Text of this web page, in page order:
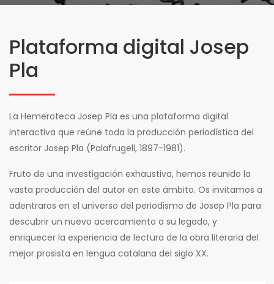
Plataforma digital Josep
Pla
La Hemeroteca Josep Pla es una plataforma digital
interactiva que reúne toda la producción periodística del
escritor Josep Pla (Palafrugell, 1897-1981).
Fruto de una investigación exhaustiva, hemos reunido la
vasta producción del autor en este ámbito. Os invitamos a
adentraros en el universo del periodismo de Josep Pla para
descubrir un nuevo acercamiento a su legado, y
enriquecer la experiencia de lectura de la obra literaria del
mejor prosista en lengua catalana del siglo XX.